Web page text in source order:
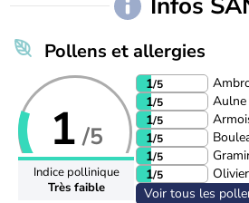
Pollens et allergies
1 /5
Indice pollinique
Très faible
1/5
1/5
Aulne
1/5
1/5
1/5
1/5
Olivier
Voir tous les